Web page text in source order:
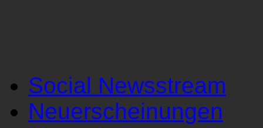
Social Newsstream
Neuerscheinungen